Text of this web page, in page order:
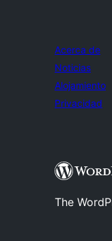
Acerca de
Noticias
Alojamiento
Privacidad
The